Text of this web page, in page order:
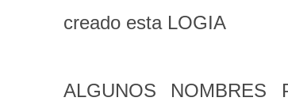
creado esta LOGIA
ALGUNOS